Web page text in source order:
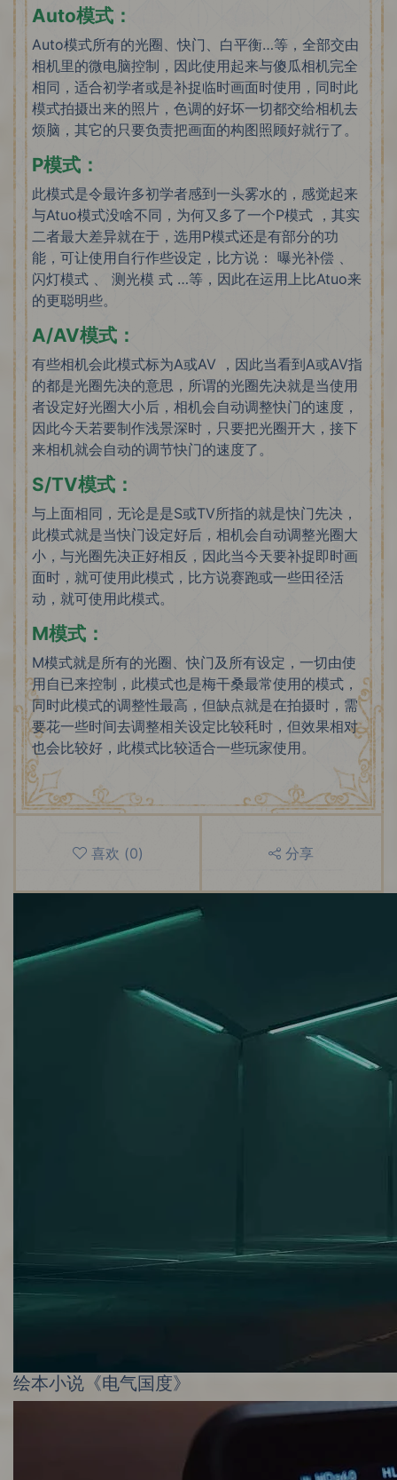
Auto模式：
Auto模式所有的光圈、快门、白平衡…等，全部交由
相机里的微电脑控制，因此使用起来与傻瓜相机完全
相同，适合初学者或是补捉临时画面时使用，同时此
模式拍摄出来的照片，色调的好坏一切都交给相机去
烦脑，其它的只要负责把画面的构图照顾好就行了。
P模式：
此模式是令最许多初学者感到一头雾水的，感觉起来
与Atuo模式没啥不同，为何又多了一个P模式 ，其实
二者最大差异就在于，选用P模式还是有部分的功
能，可让使用自行作些设定，比方说： 曝光补偿 、
闪灯模式 、 测光模 ​​式 …等，因此在运用上比Atuo来
的更聪明些。
A/AV模式：
有些相机会此模式标为A或AV ，因此当看到A或AV指
的都是光圈先决的意思，所谓的光圈先决就是当使用
者设定好光圈大小后，相机会自动调整快门的速度，
因此今天若要制作浅景深时，只要把光圈开大，接下
来相机就会自动的调节快门的速度了。
S/TV模式：
与上面相同，无论是是S或TV所指的就是快门先决，
此模式就是当快门设定好后，相机会自动调整光圈大
小，与光圈先决正好相反，因此当今天要补捉即时画
面时，就可使用此模式，比方说赛跑或一些田径活
动，就可使用此模式。
M模式：
M模式就是所有的光圈、快门及所有设定，一切由使
用自已来控制，此模式也是梅干桑最常使用的模式，
同时此模式的调整性最高，但缺点就是在拍摄时，需
要花一些时间去调整相关设定比较秏时，但效果相对
也会比较好，此模式比较适合一些玩家使用。
喜欢 (0) 分享
绘本小说《电气国度》